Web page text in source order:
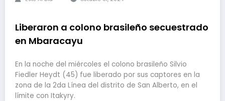
Liberaron a colono brasileño secuestrado
en Mbaracayu
En la noche del miércoles el colono brasileño Silvio
Fiedler Heydt (45) fue liberado por sus captores en la
zona de la 2da Línea del distrito de San Alberto, en el
límite con Itakyry.